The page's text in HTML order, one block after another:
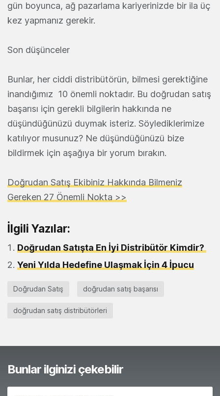
gün boyunca, ağ pazarlama kariyerinizde bir ila üç
kez yapmanız gerekir.
Son düşünceler
Bunlar, her ciddi distribütörün, bilmesi gerektiğine
inandığımız 10 önemli noktadır. Bu doğrudan satış
başarısı için gerekli bilgilerin hakkında ne
düşündüğünüzü duymak isteriz. Söylediklerimize
katılıyor musunuz? Ne düşündüğünüzü bize
bildirmek için aşağıya bir yorum bırakın.
Doğrudan Satış Ekibiniz Hakkında Bilmeniz
Gereken 27 Önemli Nokta >>
İlgili Yazılar:
Doğrudan Satışta En İyi Distribütör Kimdir?
Yeni Yılda Hedefine Ulaşmak İçin 4 İpucu
Doğrudan Satış doğrudan satış başarısı
doğrudan satış distribütörleri
Bunlar ilginizi çekebilir